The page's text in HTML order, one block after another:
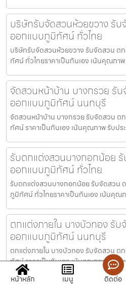
บริษัทรับจัดสวนห้วยขวาง รั
ออกแบบภูมิทัศน์ ทั่วไทย
บริษัทรับจัดสวนห้วยขวาง รับจัดสวน
ทัศน์ ทั่วไทยราคาเป็นกันเอง เน้นคุณภา
จัดสวนหน้าบ้าน บางกรวย รั
ออกแบบภูมิทัศน์ นนทบุรี
จัดสวนหน้าบ้าน บางกรวย รับจัดสวน
ทัศน์ ราคาเป็นกันเอง เน้นคุณภาพ รับป
รับตกแต่งสวนบางกอกน้อย
ออกแบบภูมิทัศน์ ทั่วไทย
รับตกแต่งสวนบางกอกน้อย รับจัดสวน
ภูมิทัศน์ ทั่วไทยราคาเป็นกันเอง เน้นคุณ
ตกแต่งภายใน บางบัวทอง รั
ออกแบบภูมิทัศน์ นนทบุรี
ตกแต่งภายใน บางบัวทอง รับจัดสวน
ทัศน์ ราคาเป็นกันเอง เน้นคุณภาพ รับป
หน้าหลัก เมนู ติดต่อ